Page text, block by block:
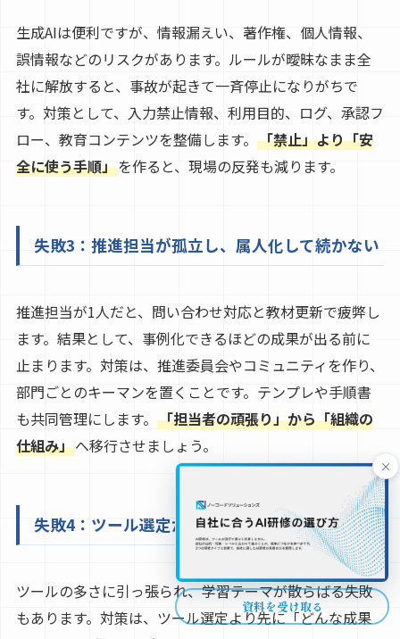
生成AIは便利ですが、情報漏えい、著作権、個人情報、
誤情報などのリスクがあります。ルールが曖昧なまま全
社に解放すると、事故が起きて一斉停止になりがちで
す。対策として、入力禁止情報、利用目的、ログ、承認フ
ロー、教育コンテンツを整備します。 「禁止」より「安
全に使う手順」を作ると、現場の反発も減ります。
失敗3：推進担当が孤立し、属人化して続かない
推進担当が1人だと、問い合わせ対応と教材更新で疲弊し
ます。結果として、事例化できるほどの成果が出る前に
止まります。対策は、推進委員会やコミュニティを作り、
部門ごとのキーマンを置くことです。テンプレや手順書
も共同管理にします。 「担当者の頑張り」から「組織の
仕組み」へ移行させましょう。
失敗4：ツール選定が先行し、育成内容がぶれる
ツールの多さに引っ張られ、学習テーマが散らばる失敗
もあります。対策は、ツール選定より先に「どんな成果
×
資料を受け取る